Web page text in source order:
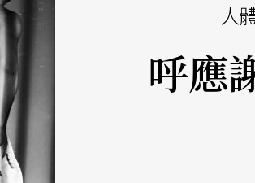
人
呼應